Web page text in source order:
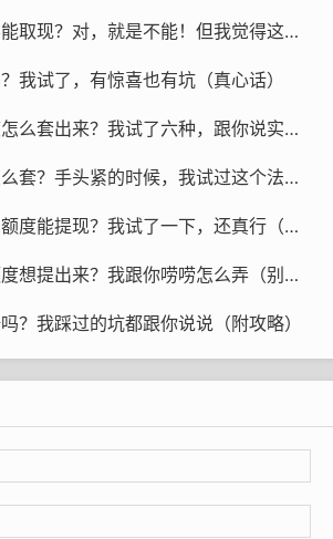
。但问题来了——不是所有卡都能提
去年大概九月份，在某商场办的一张
。我当时真的会谢。）
看你的卡是哪种。有的卡支持余额转
三点
。有些卡就是“消费专用”，提现功能压
以，但可能要求你满多少额度才能
公司规矩不一样。有的宽松，有的严
到一张卡，提现前得先实名认证，还
羊小咩便利卡包不能取现？对，就是不能！但我觉得这样也挺好（真不是反话）
我试了，有惊喜也有坑（真心话）
便利卡包消费额度怎么套出来？我试了六种，跟你说实话（别乱来）
便利卡包秒回款怎么套？手头紧的时候，我试过这个法子（真心话）
便利卡包里的消费额度能提现？我试了一下，还真行（附操作）
便利卡包的购物额度想提出来？我跟你唠唠怎么弄（别慌，不难）
？我踩过的坑都跟你说说（附攻略）